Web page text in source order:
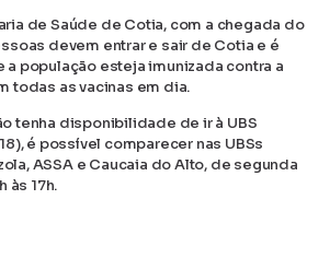
de Saúde de Cotia, com a chegada do
devem entrar e sair de Cotia e é
população esteja imunizada contra a
todas as vacinas em dia.
tenha disponibilidade de ir à UBS
é possível comparecer nas UBSs
ASSA e Caucaia do Alto, de segunda
às 17h.